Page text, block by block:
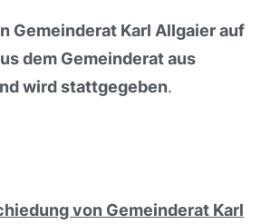
Gemeinderat Karl Allgaier auf
dem Gemeinderat aus
wird stattgegeben.
von Gemeinderat Karl